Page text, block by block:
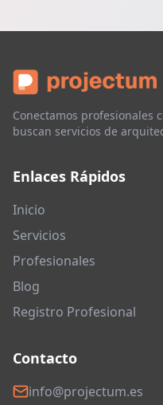
Conectamos profesionales
buscan servicios de
Enlaces Rápidos
Inicio
Servicios
Profesionales
Blog
Registro Profesional
Contacto
info@projectum.es